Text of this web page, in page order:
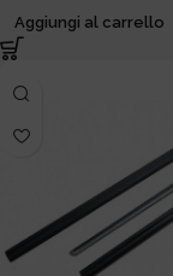
Aggiungi al carrello